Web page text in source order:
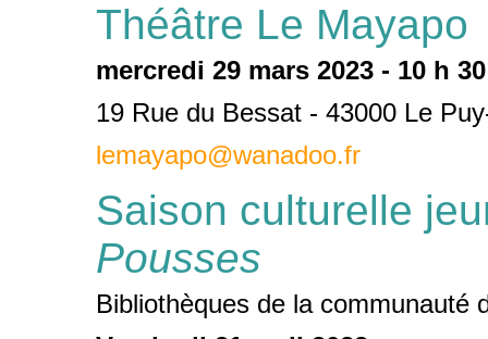
Théâtre Le Mayapo
mercredi 29 mars 2023 - 10 h
19 Rue du Bessat - 43000 Le
lemayapo@wanadoo.fr
Saison culturelle
Pousses
Bibliothèques de la communauté